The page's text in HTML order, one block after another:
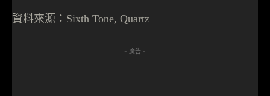
資料來源： Sixth Tone, Quartz
- 廣告 -